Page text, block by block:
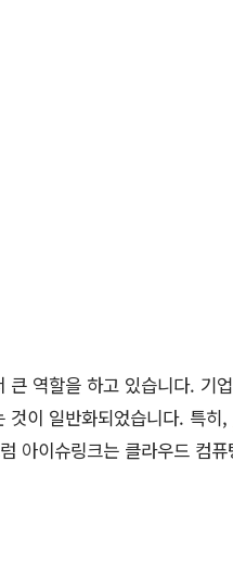
큰 역할을 하고 있습니다. 기
것이 일반화되었습니다. 특히,
아이슈링크는 클라우드 컴